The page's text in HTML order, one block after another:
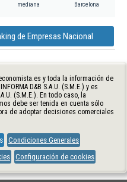
mediana Barcelona
de Empresas Nacional
y toda la información de
D&B S.A.U. (S.M.E.) y es
(S.M.E.). En todo caso, la
debe ser tenida en cuenta sólo
de adoptar decisiones comerciales
Condiciones Generales
Configuración de cookies